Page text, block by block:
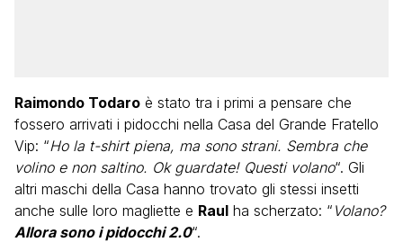
Raimondo Todaro è stato tra i primi a pensare che
fossero arrivati i pidocchi nella Casa del Grande Fratello
Vip: “Ho la t-shirt piena, ma sono strani. Sembra che
volino e non saltino. Ok guardate! Questi volano“. Gli
altri maschi della Casa hanno trovato gli stessi insetti
anche sulle loro magliette e Raul ha scherzato: “ Volano?
Allora sono i pidocchi 2.0“.